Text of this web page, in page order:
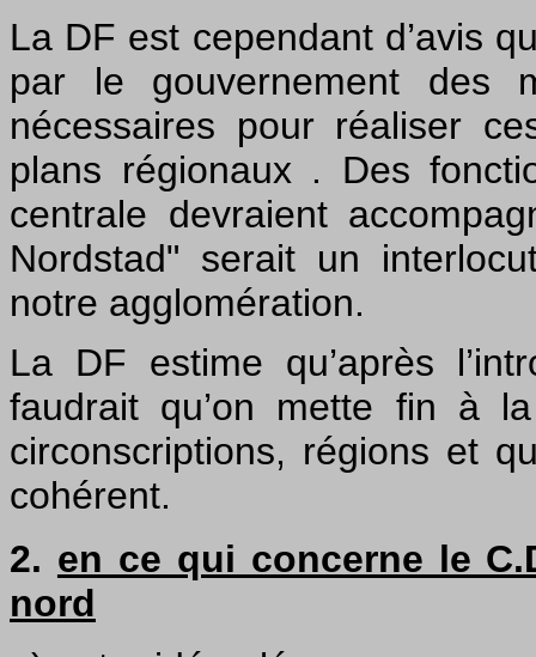
La DF est cependant d’avis
par le gouvernement des
nécessaires pour réaliser
plans régionaux . Des
centrale devraient
Nordstad" serait un
notre agglomération.
La DF estime qu’après
faudrait qu’on mette fin à
circonscriptions, régions et
cohérent.
2. en ce qui concerne le
nord